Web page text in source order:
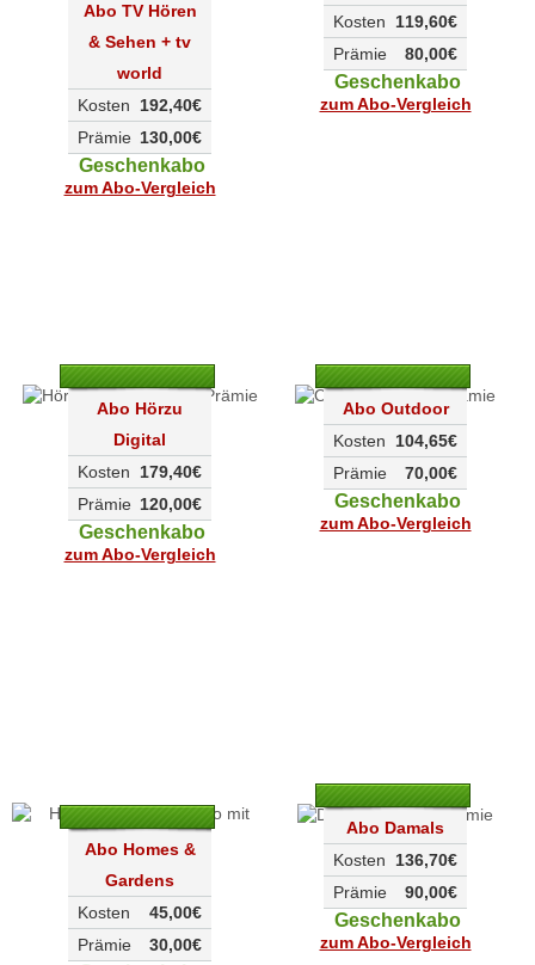
Abo TV Hören
& Sehen + tv
world
192,40€
Kosten
130,00€
Prämie
Geschenkabo
zum Abo-Vergleich
119,60€
Kosten
80,00€
Prämie
Geschenkabo
zum Abo-Vergleich
Abo Hörzu
Digital
179,40€
Kosten
120,00€
Prämie
Geschenkabo
zum Abo-Vergleich
Abo Outdoor
104,65€
Kosten
70,00€
Prämie
Geschenkabo
zum Abo-Vergleich
Abo Homes &
Gardens
45,00€
Kosten
30,00€
Prämie
Abo Damals
136,70€
Kosten
90,00€
Prämie
Geschenkabo
zum Abo-Vergleich